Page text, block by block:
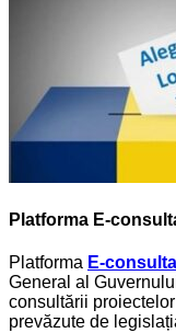
Platforma E-
Platforma E-
General al
consultării
prevăzute de